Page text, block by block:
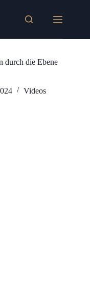
durch die Ebene
Videos